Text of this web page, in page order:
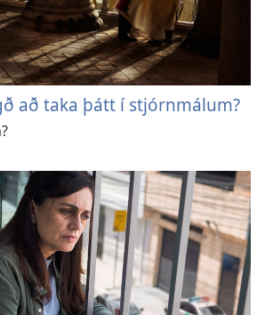
að taka þátt í stjórnmálum?